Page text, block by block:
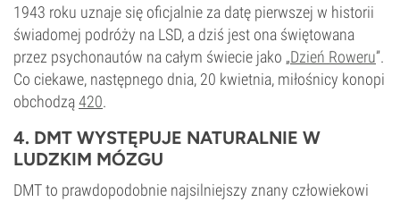
1943 roku uznaje się oficjalnie za datę pierwszej w historii
świadomej podróży na LSD, a dziś jest ona świętowana
przez psychonautów na całym świecie jako „Dzień Roweru”.
Co ciekawe, następnego dnia, 20 kwietnia, miłośnicy konopi
obchodzą420.
4. DMT WYSTĘPUJE NATURALNIE W
LUDZKIM MÓZGU
DMT to prawdopodobnie najsilniejszy znany człowiekowi